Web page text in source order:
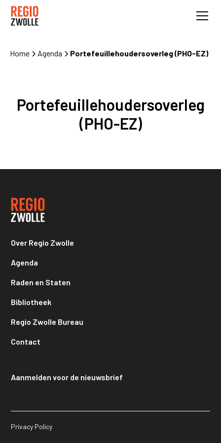
Home Agenda Portefeuillehoudersoverleg (PHO-EZ)
Portefeuillehoudersoverleg
(PHO-EZ)
Over Regio Zwolle
Agenda
Raden en Staten
Bibliotheek
Regio Zwolle Bureau
Contact
Aanmelden voor de nieuwsbrief
Privacy Policy